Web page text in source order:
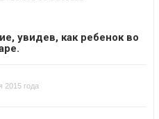
увидев, как ребенок во
2015 года